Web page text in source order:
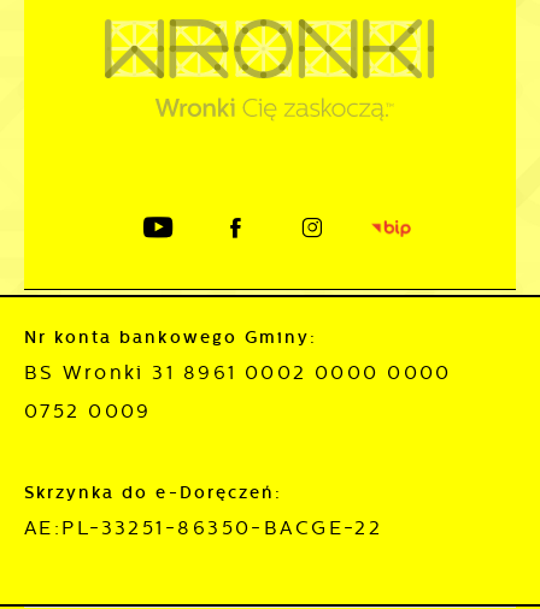
Nr konta bankowego Gminy:
BS Wronki 31 8961 0002 0000 0000
0752 0009
Skrzynka do e-Doręczeń:
AE:PL-33251-86350-BACGE-22